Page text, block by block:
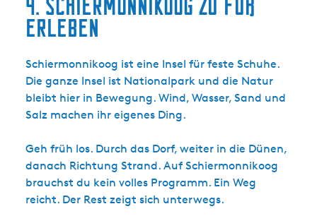
4. Schiermonnikoog zu Fuß
erleben
Schiermonnikoog ist eine Insel für feste Schuhe.
Die ganze Insel ist Nationalpark und die Natur
bleibt hier in Bewegung. Wind, Wasser, Sand und
Salz machen ihr eigenes Ding.
Geh früh los. Durch das Dorf, weiter in die Dünen,
danach Richtung Strand. Auf Schiermonnikoog
brauchst du kein volles Programm. Ein Weg
reicht. Der Rest zeigt sich unterwegs.